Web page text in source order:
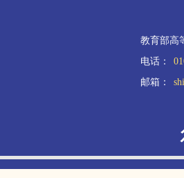
教育部高
电话：
邮箱：